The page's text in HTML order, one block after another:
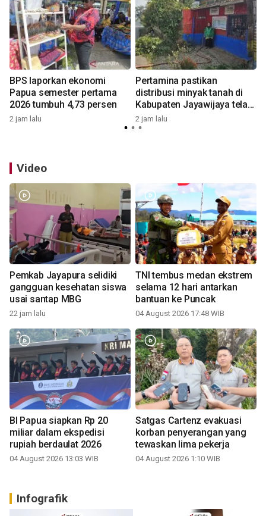
BPS laporkan ekonomi
Papua semester pertama
2026 tumbuh 4,73 persen
2 jam lalu
Pertamina pastikan
distribusi minyak tanah di
Kabupaten Jayawijaya telah
normal
2 jam lalu
Video
Pemkab Jayapura selidiki
gangguan kesehatan siswa
usai santap MBG
22 jam lalu
TNI tembus medan ekstrem
selama 12 hari antarkan
bantuan ke Puncak
04 August 2026 17:48 WIB
BI Papua siapkan Rp 20
miliar dalam ekspedisi
rupiah berdaulat 2026
04 August 2026 13:03 WIB
Satgas Cartenz evakuasi
korban penyerangan yang
tewaskan lima pekerja
04 August 2026 1:10 WIB
Infografik